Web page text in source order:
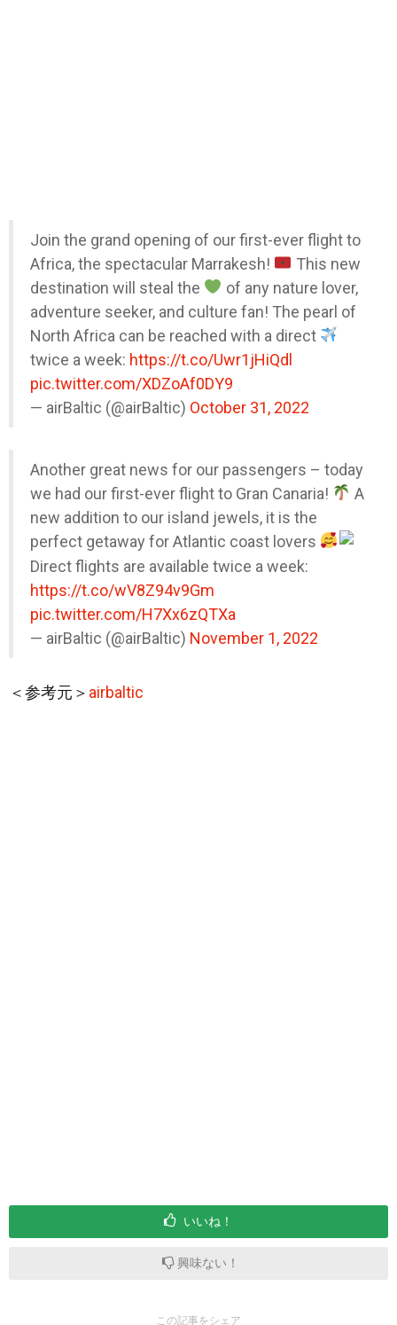
Join the grand opening of our first-ever flight to
Africa, the spectacular Marrakesh!
This new
destination will steal the
of any nature lover,
adventure seeker, and culture fan! The pearl of
North Africa can be reached with a direct
twice a week: https://t.co/Uwr1jHiQdl
pic.twitter.com/XDZoAf0DY9
— airBaltic (@airBaltic) October 31, 2022
Another great news for our passengers – today
we had our first-ever flight to Gran Canaria!
A
new addition to our island jewels, it is the
perfect getaway for Atlantic coast lovers
Direct flights are available twice a week:
https://t.co/wV8Z94v9Gm
pic.twitter.com/H7Xx6zQTXa
— airBaltic (@airBaltic) November 1, 2022
＜参考元＞ airbaltic
いいね！
興味ない！
この記事をシェア